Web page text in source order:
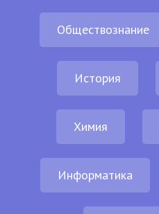
Обществознание
История
Химия
Информатика